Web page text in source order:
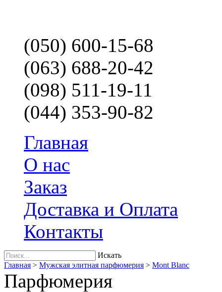
(050) 600-15-68
(063) 688-20-42
(098) 511-19-11
(044) 353-90-82
Главная
О нас
Заказ
Доставка и Оплата
Контакты
Искать
Главная > Мужская элитная парфюмерия > Mont Blanc
Парфюмерия